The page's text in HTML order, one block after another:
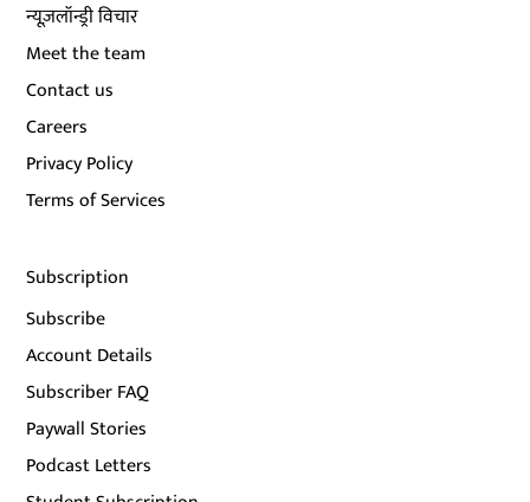
न्यूज़लॉन्ड्री विचार
Meet the team
Contact us
Careers
Privacy Policy
Terms of Services
Subscription
Subscribe
Account Details
Subscriber FAQ
Paywall Stories
Podcast Letters